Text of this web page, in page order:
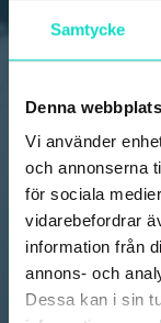
Samtycke
Denna
Vi använder
och annonserna
för sociala
vidarebefordrar
information från
annons- och
Dessa kan i sin